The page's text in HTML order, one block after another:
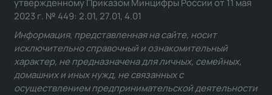
утвержденному Приказом Минцифры России от 11 мая
2023 г. № 449: 2.01, 27.01, 4.01
Информация, представленная на сайте, носит
исключительно справочный и ознакомительный
характер, не предназначена для личных, семейных,
домашних и иных нужд, не связанных с
осуществлением предпринимательской деятельности